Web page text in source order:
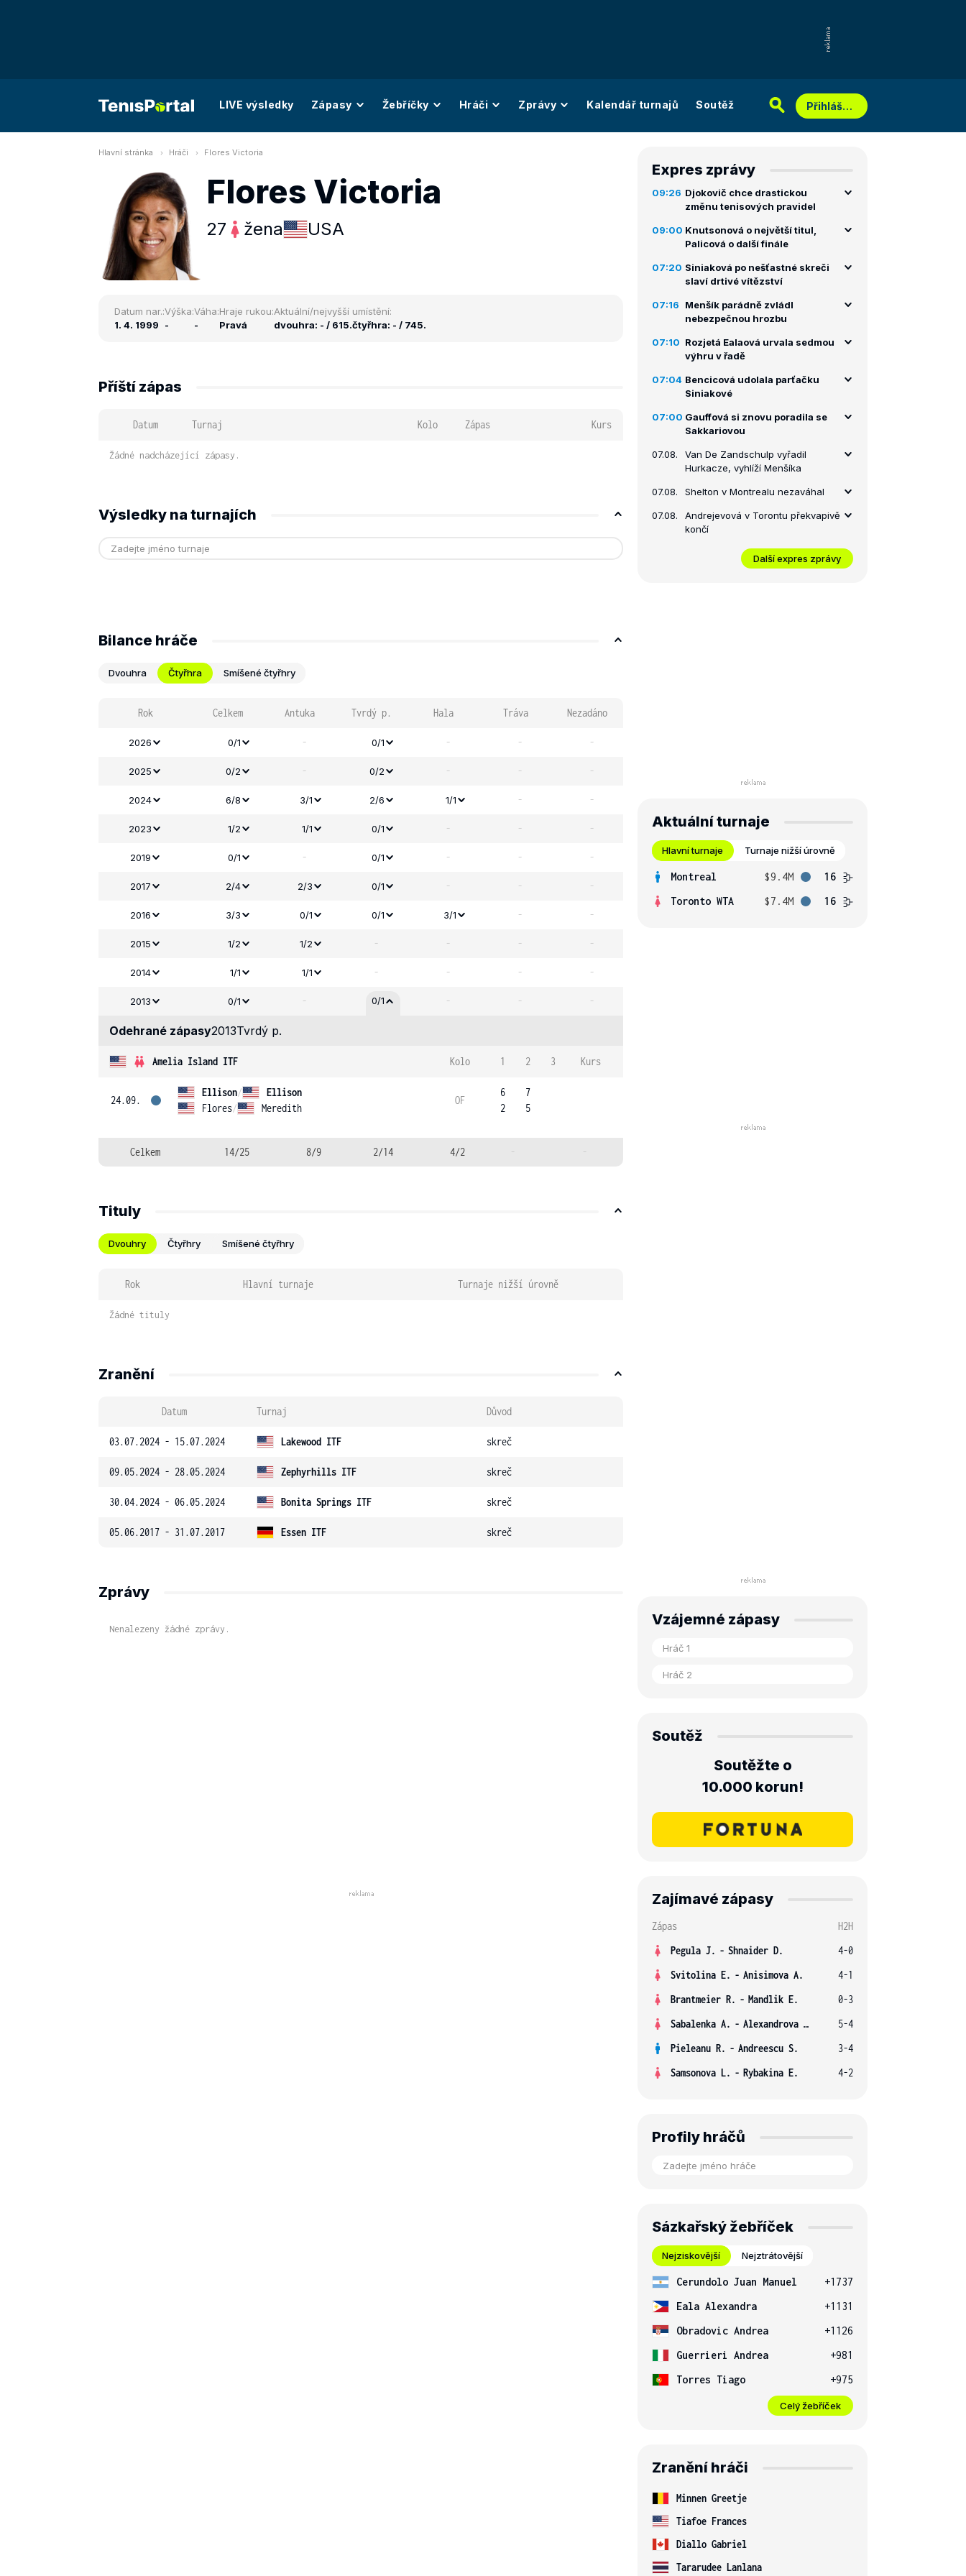
LIVE výsledky Zápasy Žebříčky Hráči Zprávy Kalendář turnajů Soutěž Přihlášení
Hlavní stránka Hráči Flores Victoria
Flores Victoria
27 žena USA
Datum nar.:
1. 4. 1999
Výška:
-
Váha:
-
Hraje rukou:
Pravá
Aktuální/nejvyšší umístění:
dvouhra: - / 615.čtyřhra: - / 745.
Příští zápas
Datum Turnaj Kolo Zápas Kurs
Žádné nadcházející zápasy.
Výsledky na turnajích
Bilance hráče
Dvouhra Čtyřhra Smíšené čtyřhry
Rok Celkem Antuka Tvrdý p. Hala Tráva Nezadáno
2026 0/1 - 0/1 - - -
2025 0/2 - 0/2 - - -
2024 6/8 3/1 2/6 1/1 - -
2023 1/2 1/1 0/1 - - -
2019 0/1 - 0/1 - - -
2017 2/4 2/3 0/1 - - -
2016 3/3 0/1 0/1 3/1 - -
2015 1/2 1/2 - - - -
2014 1/1 1/1 - - - -
2013 0/1 - 0/1 - - -
Odehrané zápasy2013Tvrdý p.
Amelia Island ITF Kolo 1 2 3 Kurs
24.09.
Ellison/
Ellison
Flores/ Meredith
OF
6
2
7
5
Celkem 14/25 8/9 2/14 4/2 - -
Tituly
Dvouhry Čtyřhry Smíšené čtyřhry
Rok Hlavní turnaje Turnaje nižší úrovně
Žádné tituly
Zranění
Datum Turnaj Důvod
03.07.2024 - 15.07.2024 Lakewood ITF skreč
09.05.2024 - 28.05.2024 Zephyrhills ITF skreč
30.04.2024 - 06.05.2024 Bonita Springs ITF skreč
05.06.2017 - 31.07.2017 Essen ITF skreč
Zprávy
Nenalezeny žádné zprávy.
Expres zprávy
09:26 Djokovič chce drastickou
změnu tenisových pravidel
09:00 Knutsonová o největší titul,
Palicová o další finále
07:20 Siniaková po nešťastné skreči
slaví drtivé vítězství
07:16
Menšík parádně zvládl
nebezpečnou hrozbu
07:10 Rozjetá Ealaová urvala sedmou
výhru v řadě
07:04 Bencicová udolala parťačku
Siniakové
07:00 Gauffová si znovu poradila se
Sakkariovou
07.08.
Van De Zandschulp vyřadil
Hurkacze, vyhlíží Menšíka
07.08. Shelton v Montrealu nezaváhal
07.08.
Andrejevová v Torontu překvapivě
končí
Další expres zprávy
Aktuální turnaje
Hlavní turnaje Turnaje nižší úrovně
Montreal $9.4M
16
Toronto WTA
$7.4M 16
Vzájemné zápasy
Soutěž
Soutěžte o
10.000 korun!
Zajímavé zápasy
Zápas
H2H
Pegula J. - Shnaider D.
4-0
Svitolina E. - Anisimova A.
4-1
Brantmeier R. - Mandlik E.
0-3
Sabalenka A. - Alexandrova E.
5-4
Pieleanu R. - Andreescu S.
3-4
Samsonova L. - Rybakina E. 4-2
Profily hráčů
Sázkařský žebříček
Nejziskovější Nejztrátovější
Cerundolo Juan Manuel
+1737
Eala Alexandra
+1131
Obradovic Andrea
+1126
Guerrieri Andrea
+981
Torres Tiago
+975
Celý žebříček
Zranění hráči
Minnen Greetje
Tiafoe Frances
Diallo Gabriel
Tararudee Lanlana